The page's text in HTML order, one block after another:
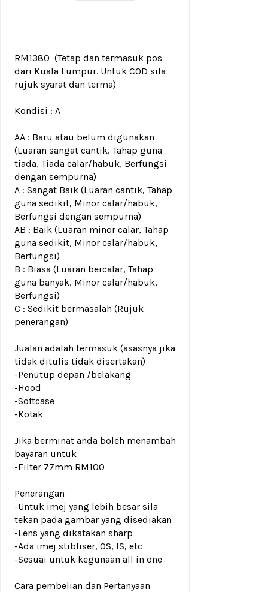
RM1380 (Tetap dan termasuk pos
dari Kuala Lumpur. Untuk COD sila
rujuk syarat dan terma)
Kondisi : A
AA : Baru atau belum digunakan
(Luaran sangat cantik, Tahap guna
tiada, Tiada calar/habuk, Berfungsi
dengan sempurna)
A : Sangat Baik (Luaran cantik, Tahap
guna sedikit, Minor calar/habuk,
Berfungsi dengan sempurna)
AB : Baik (Luaran minor calar, Tahap
guna sedikit, Minor calar/habuk,
Berfungsi)
B : Biasa (Luaran bercalar, Tahap
guna banyak, Minor calar/habuk,
Berfungsi)
C : Sedikit bermasalah (Rujuk
penerangan)
Jualan adalah termasuk (asasnya jika
tidak ditulis tidak disertakan)
-Penutup depan /belakang
-Hood
-Softcase
-Kotak
Jika berminat anda boleh menambah
bayaran untuk
-Filter 77mm RM100
Penerangan
-Untuk imej yang lebih besar sila
tekan pada gambar yang disediakan
-Lens yang dikatakan sharp
-Ada imej stibliser, OS, IS, etc
-Sesuai untuk kegunaan all in one
Cara pembelian dan Pertanyaan